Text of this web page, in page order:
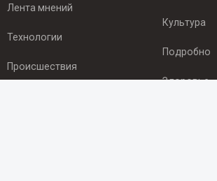
Лента мнений
Технологии
Происшествия
Культура
Подробно
Здоровье